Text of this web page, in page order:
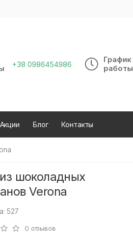
+38 0986454986
График
работы
Акции Блог Контакты
шоколадных
Verona
527
0 отзывов